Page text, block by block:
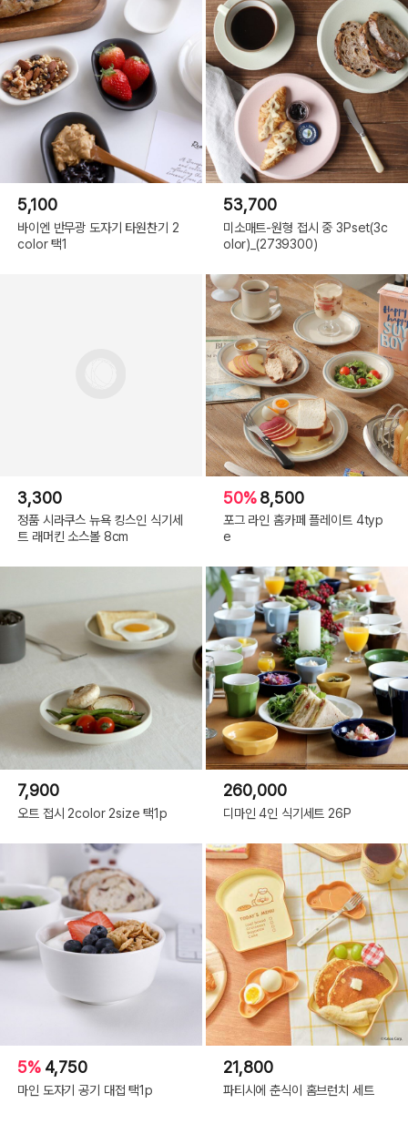
5,100
바이엔 반무광 도자기 타원찬기 2
color 택1
53,700
미소매트-원형 접시 중 3Pset(3c
olor)_(2739300)
3,300
정품 시라쿠스 뉴욕 킹스인 식기세
트 래머킨 소스볼 8cm
50%8,500
포그 라인 홈카페 플레이트 4typ
e
7,900
오트 접시 2color 2size 택1p
260,000
디마인 4인 식기세트 26P
5% 4,750
마인 도자기 공기 대접 택1p
21,800
파티시에 춘식이 홈브런치 세트